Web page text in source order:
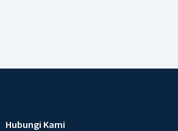
Hubungi Kami